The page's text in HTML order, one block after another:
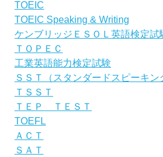
TOEIC
TOEIC Speaking & Writing
ケンブリッジＥＳＯＬ英語検定試
ＴＯＰＥＣ
工業英語能力検定試験
ＳＳＴ（スタンダードスピーキン
ＴＳＳＴ
ＴＥＰ ＴＥＳＴ
TOEFL
ＡＣＴ
ＳＡＴ